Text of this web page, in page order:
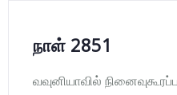
நாள் 2851
வவுனியாவில்